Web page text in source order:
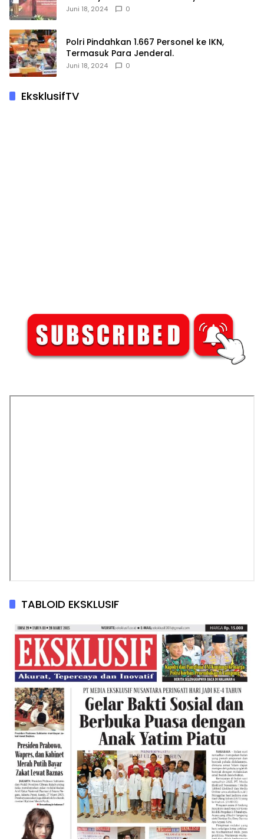
Hewan Kurban
Juni 18, 2024 0
Polri Pindahkan 1.667 Personel ke IKN,
Termasuk Para Jenderal.
Juni 18, 2024 0
EksklusifTV
TABLOID EKSKLUSIF